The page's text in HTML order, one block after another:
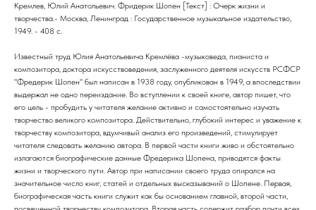
Кремлев, Юлий Анатольевич. Фридерик Шопен [Текст] : Очерк жизни и
творчества.- Москва, Ленинград : Государственное музыкальное издательство,
1949. - 408 с.
Известный труд Юлия Анатольевича Кремлёва -музыковеда, пианиста и
композитора, доктора искусствоведения, заслуженного деятеля искусств РСФСР
"Фредерик Шопен" был написан в 1938 году, опубликован в 1949, а впоследствии
выдержал не одно переиздание. Во вступлении к своей книге, автор пишет, что
его цель - пробудить у читателя желание активно и самостоятельно изучать
творчество великого композитора. Действительно, глубокий интерес и уважение к
творчеству композитора, вдумчивый анализ его произведений, стимулирует
читателя следовать желанию автора. В первой части книги живо и обстоятельно
излагаются биографические данные Фредерика Шопена, приводятся факты
жизни и творческого пути. Автор при написании своего труда опирался на
значительное число книг, статей и отдельных высказываний о Шопене. Первая,
биографическая часть книги служит как бы основанием главной, второй части,